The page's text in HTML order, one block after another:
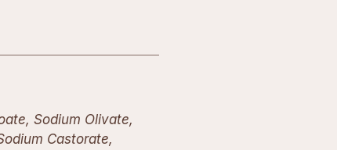
Sodium Olivate,
Castorate,